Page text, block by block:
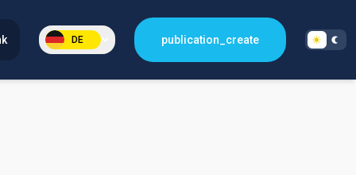
DE publication_create